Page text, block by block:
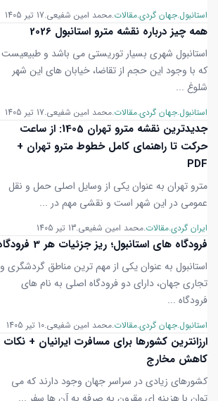
استانبول جهان گردیمقالات محمد امین شفیعی 17 تیر 1405
همه چیز درباره نقشه مترو استانبول 2026
استانبول شهری بسیار توریستی می باشد و طبیعیست
که با وجود این حجم از تقاضا، خیابان های این شهر
شلوغ ...
استانبول جهان گردیمقالات محمد امین شفیعی 17 تیر 1405
جدیدترین نقشه مترو تهران 1405: از ساعت
حرکت تا راهنمای کامل خطوط مترو تهران +
PDF
مترو تهران به عنوان یکی از وسایل اصلی حمل و نقل
عمومی در این شهر است و نقشی مهم در ...
ایران گردیمقالات محمد امین شفیعی 13 تیر 1405
فرودگاه های استانبول؛ ریز جزئیات هر 3 فرودگاه
استانبول به عنوان یکی از مهم ترین مناطق گردشگری و
تجاری جهان، دارای دو فرودگاه اصلی به نام های
فرودگاه ...
استانبول جهان گردیمقالات محمد امین شفیعی 10 تیر 1405
ارزانترین کشورها برای مسافرت ایرانیان + نکات
کاهش مخارج
کشورهای زیادی در سراسر جهان وجود دارند که می